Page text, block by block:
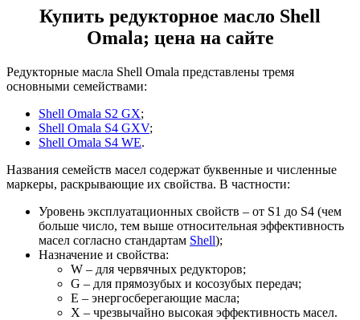
Купить редукторное масло Shell
Omala; цена на сайте
Редукторные масла Shell Omala представлены тремя
основными семействами:
Shell Omala S2 GX;
Shell Omala S4 GXV;
Shell Omala S4 WE.
Названия семейств масел содержат буквенные и численные
маркеры, раскрывающие их свойства. В частности:
Уровень эксплуатационных свойств – от S1 до S4 (чем
больше число, тем выше относительная эффективность
масел согласно стандартам Shell);
Назначение и свойства:
W – для червячных редукторов;
G – для прямозубых и косозубых передач;
E – энергосберегающие масла;
X – чрезвычайно высокая эффективность масел.